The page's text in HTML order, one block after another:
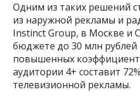
Одним из таких решений
из наружной рекламы и
Instinct Group, в Москве и
бюджете до 30 млн рублей
повышенных
аудитории 4+ составит
телевизионной рекламы.